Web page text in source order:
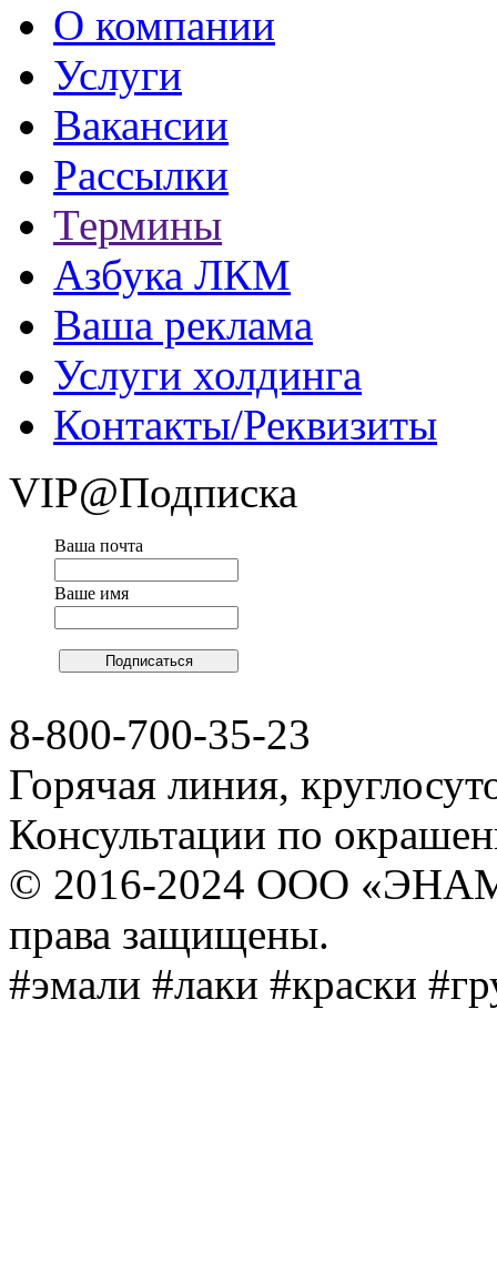
О компании
Услуги
Вакансии
Рассылки
Термины
Азбука ЛКМ
Ваша реклама
Услуги холдинга
Контакты/Реквизиты
VIP@Подписка
Ваша почта
Ваше имя
8-800-700-35-23
Горячая линия,
Консультации по
© 2016-2024 ООО
права защищены.
#эмали #лаки #краски